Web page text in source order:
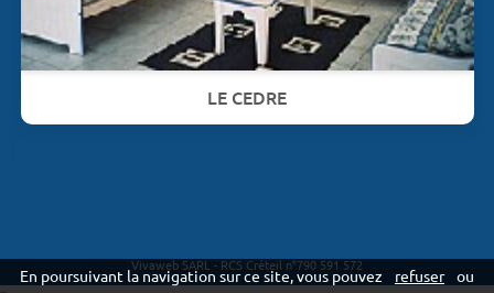
LE CEDRE
Vivaweb SARL - RCS Créteil n°790 591 572
En poursuivant la navigation sur ce site, vous pouvez refuser
ou